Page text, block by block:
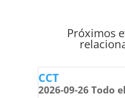
Próximos
CCT
2026-09-26 Todo